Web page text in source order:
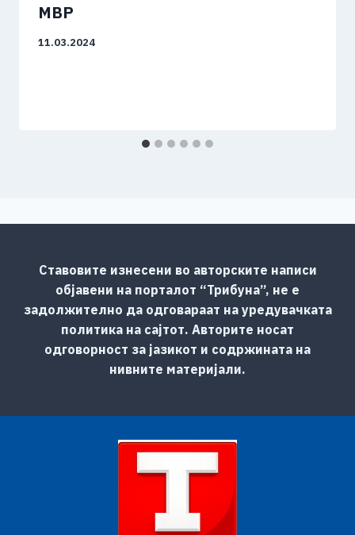
МВР
11.03.2024
Ставовите изнесени во авторските написи
објавени на порталот “Трибуна”, не е
задолжително да одговараат на уредувачката
политика на сајтот. Авторите носат
одговорност за јазикот и содржината на
нивните материјали.